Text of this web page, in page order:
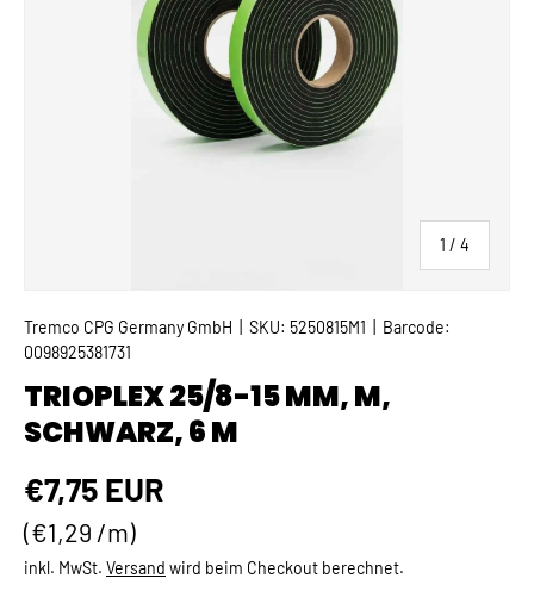
1 / von
4
Tremco CPG Germany GmbH SKU: 5250815M1
Barcode:
0098925381731
TRIOPLEX 25/8-15 MM, M,
SCHWARZ, 6 M
Normaler Preis
€7,75 EUR
Grundpreis
€1,29 /m
inkl. MwSt. Versand wird beim Checkout berechnet.